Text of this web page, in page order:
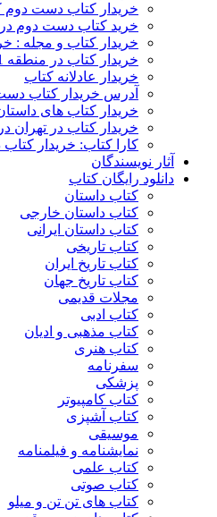
خریدار کتاب دست دوم
خرید کتاب دست دوم
خریدار کتاب و مجله
خریدار کتاب در منطقه 1
خریدار عادلانه کتاب
آدرس خریدار کتاب
خریدار کتاب های
خریدار کتاب در تهران
کارا کتاب: خریدار
آثار نویسندگان
دانلود رایگان کتاب
کتاب داستان
کتاب داستان خارجی
کتاب داستان ایرانی
کتاب تاریخی
کتاب تاریخ ایران
کتاب تاریخ جهان
مجلات قدیمی
کتاب ادبی
کتاب مذهبی و ادیان
کتاب هنری
سفرنامه
پزشکی
کتاب کامپیوتر
کتاب آشپزی
موسیقی
نمایشنامه و فیلمنامه
کتاب علمی
کتاب صوتی
کتاب های تن تن و میلو